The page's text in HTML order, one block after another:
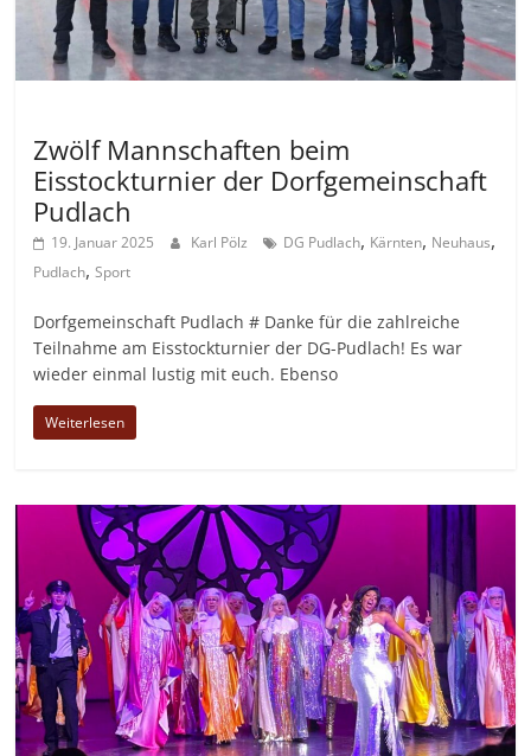
Zwölf Mannschaften beim
Eisstockturnier der Dorfgemeinschaft
Pudlach
19. Januar 2025 Karl Pölz DG Pudlach, Kärnten, Neuhaus,
Pudlach,Sport
Dorfgemeinschaft Pudlach # Danke für die zahlreiche
Teilnahme am Eisstockturnier der DG-Pudlach! Es war
wieder einmal lustig mit euch. Ebenso
Weiterlesen